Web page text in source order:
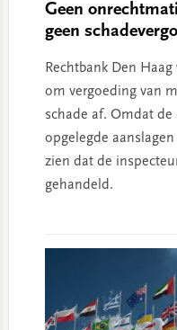
Geen
geen
Rechtbank Den
om vergoeding van
schade af. Omdat de
opgelegde
zien dat de
gehandeld.